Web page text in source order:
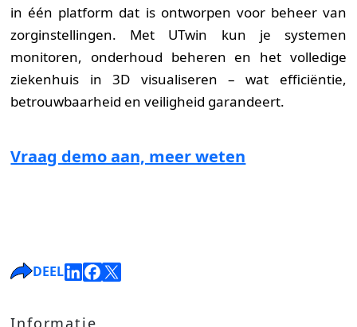
in één platform dat is ontworpen voor beheer van
zorg­instellingen. Met UTwin kun je systemen
monitoren, onderhoud beheren en het volledige
ziekenhuis in 3D visualiseren – wat efficiëntie,
betrouwbaarheid en veiligheid garandeert.
Vraag demo aan, meer weten
DEEL
Informatie